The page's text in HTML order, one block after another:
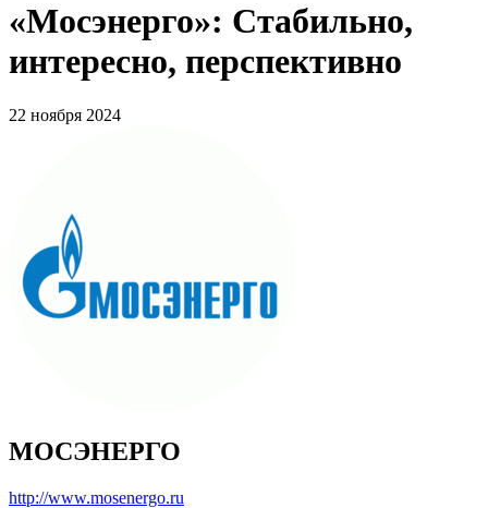
«Мосэнерго»: Стабильно,
интересно, перспективно
22 ноября 2024
МОСЭНЕРГО
http://www.mosenergo.ru